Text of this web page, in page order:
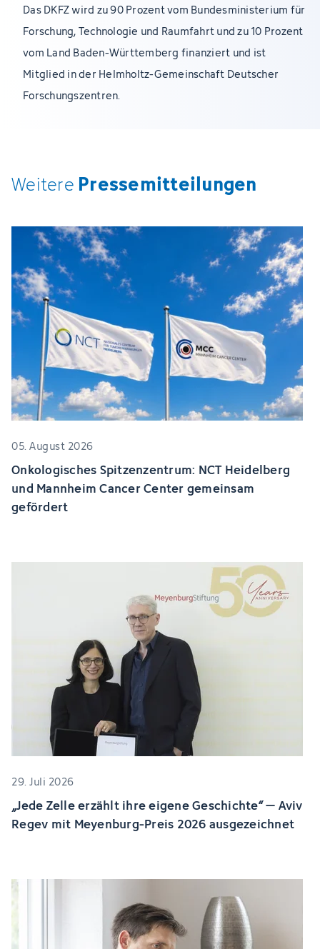
Das DKFZ wird zu 90 Prozent vom Bundesministerium für
Forschung, Technologie und Raumfahrt und zu 10 Prozent
vom Land Baden-Württemberg finanziert und ist
Mitglied in der Helmholtz-Gemeinschaft Deutscher
Forschungszentren.
Weitere Pressemitteilungen
05. August 2026
Onkologisches Spitzenzentrum: NCT Heidelberg
und Mannheim Cancer Center gemeinsam
gefördert
29. Juli 2026
„Jede Zelle erzählt ihre eigene Geschichte“ – Aviv
Regev mit Meyenburg-Preis 2026 ausgezeichnet